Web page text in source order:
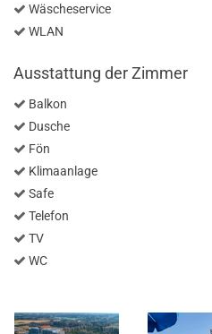
Wäscheservice
WLAN
Ausstattung der Zimmer
Balkon
Dusche
Fön
Klimaanlage
Safe
Telefon
TV
WC